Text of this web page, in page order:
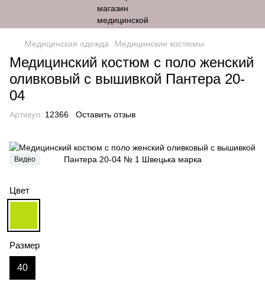
Медицинская одежда Медицинские костюмы
Медицинский костюм с поло женский
оливковый с вышивкой Пантера 20-
04
Артикул: 12366 Оставить отзыв
Видео
Цвет
Размер
40